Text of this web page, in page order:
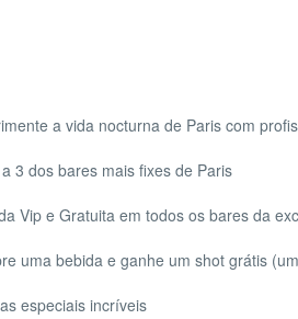
faz sempre um ótimo trabalho para
de Paris, onde paramos para beber e
dizer, é história. Espera ficar bêbado
a vida nocturna de Paris com
3 dos bares mais fixes de Paris
Vip e Gratuita em todos os bares da
uma bebida e ganhe um shot grátis
especiais incríveis